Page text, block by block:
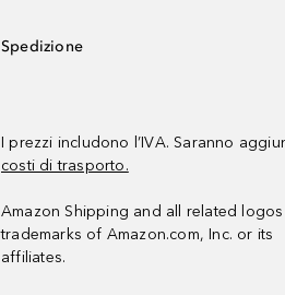
Spedizione
I prezzi includono l’IVA. Saranno
costi di trasporto.
Amazon Shipping and all related
trademarks of Amazon.com, Inc. or its
affiliates.